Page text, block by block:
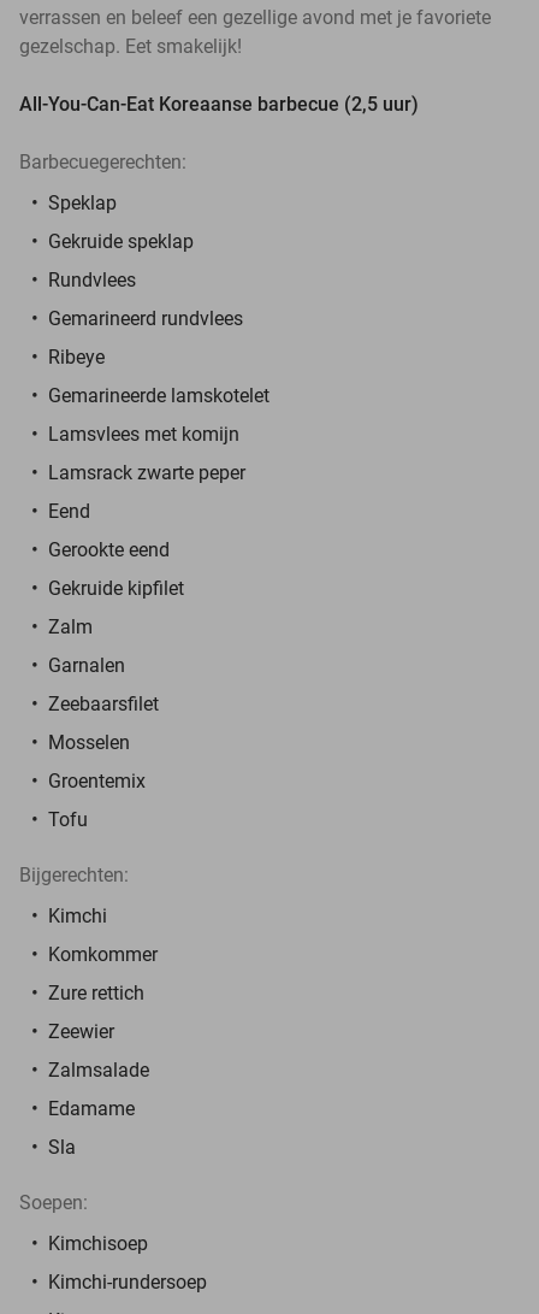
verrassen en beleef een gezellige avond met je favoriete
gezelschap. Eet smakelijk!
All-You-Can-Eat Koreaanse barbecue (2,5 uur)
Barbecuegerechten:
Speklap
Gekruide speklap
Rundvlees
Gemarineerd rundvlees
Ribeye
Gemarineerde lamskotelet
Lamsvlees met komijn
Lamsrack zwarte peper
Eend
Gerookte eend
Gekruide kipfilet
Zalm
Garnalen
Zeebaarsfilet
Mosselen
Groentemix
Tofu
Bijgerechten:
Kimchi
Komkommer
Zure rettich
Zeewier
Zalmsalade
Edamame
Sla
Soepen:
Kimchisoep
Kimchi-rundersoep